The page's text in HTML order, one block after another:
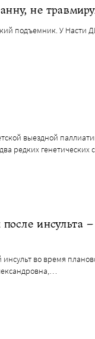
не
подъемник. У Насти
выездной
редких генетических
инсульта
во время